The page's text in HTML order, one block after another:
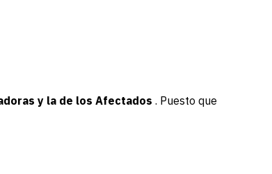
y la de los Afectados . Puesto que